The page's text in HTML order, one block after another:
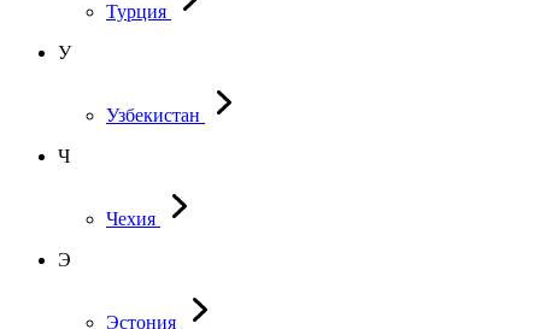
Турция
У
Узбекистан
Ч
Чехия
Э
Эстония